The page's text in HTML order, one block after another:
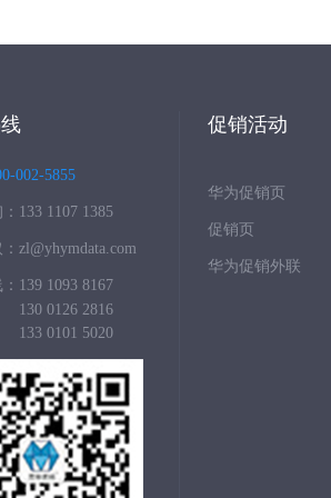
002-5855
133 1107 1385
zl@yhymdata.com
139 1093 8167
130 0126 2816
133 0101 5020
促销活动
华为促销页
促销页
华为促销外联